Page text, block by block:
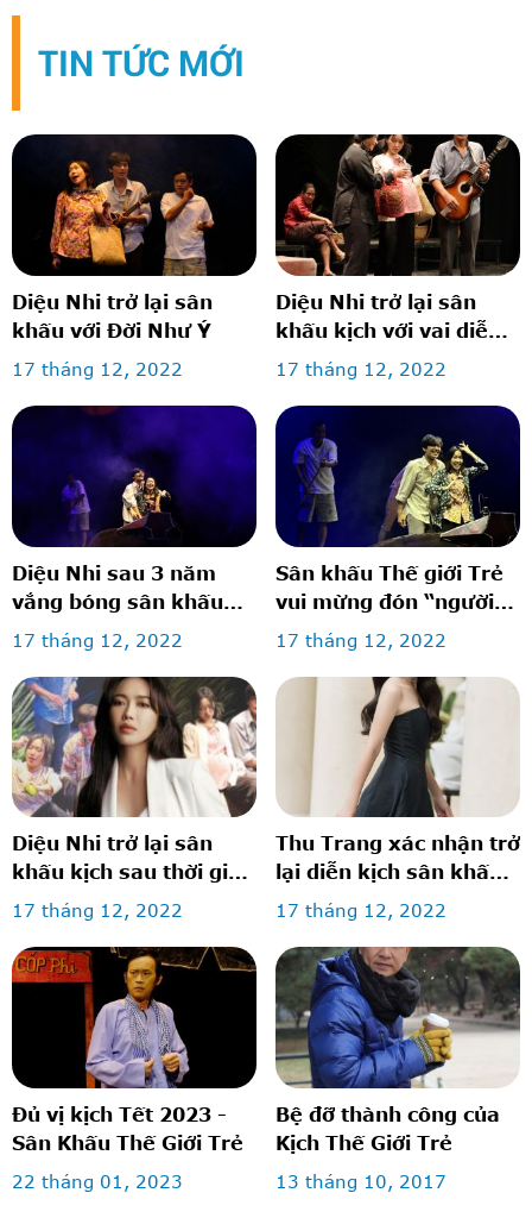
TIN TỨC MỚI
Diệu Nhi trở lại sân
khấu với Đời Như Ý
17 tháng 12, 2022
Diệu Nhi trở lại sân
khấu kịch với vai diễn
lấy nước mắt khán giả
17 tháng 12, 2022
Diệu Nhi sau 3 năm
vắng bóng sân khấu
kịch
17 tháng 12, 2022
Sân khấu Thế giới Trẻ
vui mừng đón “người
cũ”
17 tháng 12, 2022
Diệu Nhi trở lại sân
khấu kịch sau thời gian
vắng bóng, gây xúc
bầu vượt mặt
17 tháng 12, 2022
Thu Trang xác nhận trở
lại diễn kịch sân khấu
vào đúng ngày sinh
17 tháng 12, 2022
Đủ vị kịch Tết 2023 -
Sân Khấu Thế Giới Trẻ
22 tháng 01, 2023
Bệ đỡ thành công của
Kịch Thế Giới Trẻ
13 tháng 10, 2017